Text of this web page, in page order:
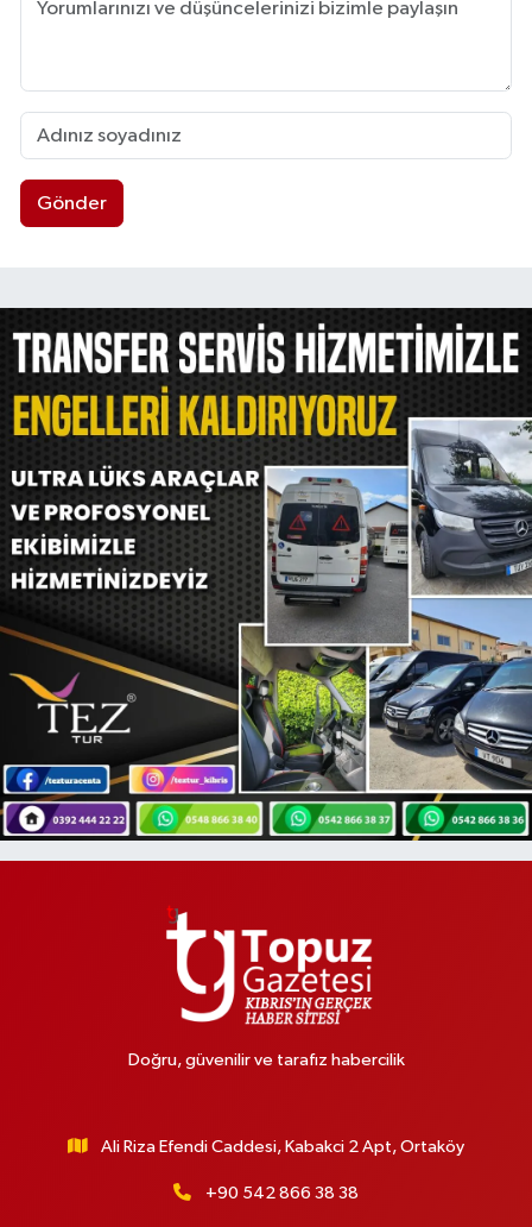
Gönder
Doğru, güvenilir ve tarafız habercilik
Ali Riza Efendi Caddesi, Kabakci 2 Apt, Ortaköy
+90 542 866 38 38